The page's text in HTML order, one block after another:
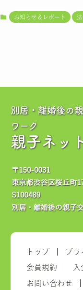
お知らせ＆レポート
別居・離婚後の
ワーク
親子ネッ
トップ プラ
会員規約 入
お問い合わせ